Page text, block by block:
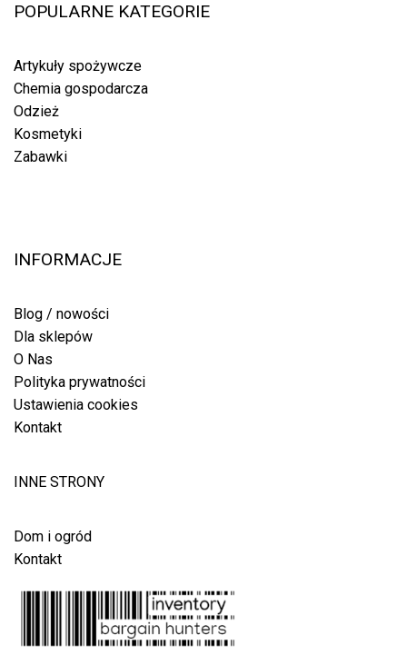
POPULARNE KATEGORIE
Artykuły spożywcze
Chemia gospodarcza
Odzież
Kosmetyki
Zabawki
INFORMACJE
Blog / nowości
Dla sklepów
O Nas
Polityka prywatności
Ustawienia cookies
Kontakt
INNE STRONY
Dom i ogród
Kontakt